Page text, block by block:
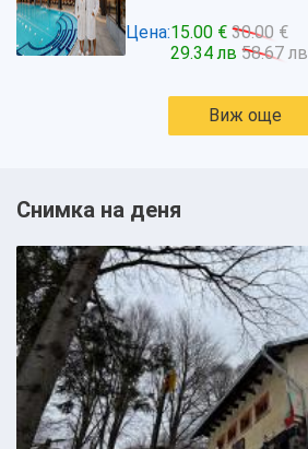
Цена:15.00 € 30.00 €
29.34 лв 58.67 лв
Виж още
Снимка на деня